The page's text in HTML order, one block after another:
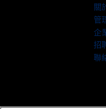
關
管
企
招
聯